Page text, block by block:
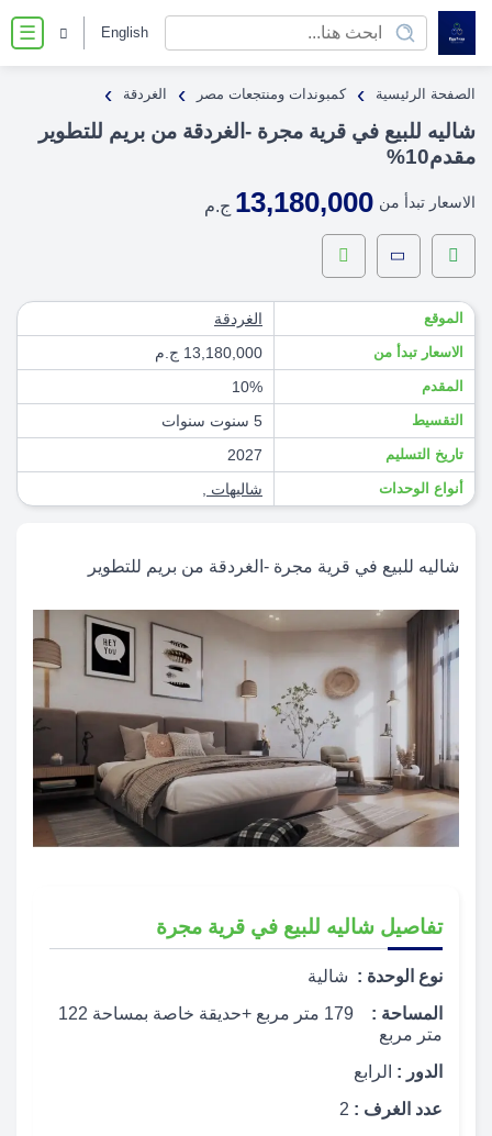
☰ English
الصفحة الرئيسية › كمبوندات ومنتجعات مصر › الغردقة ›
شاليه للبيع في قرية مجرة ​​-الغردقة من بريم للتطوير
مقدم10%
الاسعار تبدأ من 13,180,000 ج.م
الموقع الغردقة
الاسعار تبدأ من 13,180,000 ج.م
المقدم 10%
التقسيط 5 سنوت سنوات
تاريخ التسليم 2027
أنواع الوحدات شاليهات
شاليه للبيع في قرية مجرة ​​-الغردقة من بريم للتطوير
تفاصيل شاليه للبيع في قرية مجرة
نوع الوحدة : شالية
المساحة :
متر مربع +حديقة خاصة بمساحة 122
متر مربع
الدور : الرابع
عدد الغرف :